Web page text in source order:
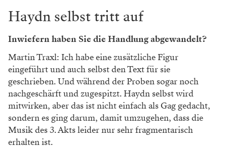
Haydn selbst tritt auf
Inwiefern haben Sie die Handlung abgewandelt?
Martin Traxl: Ich habe eine zusätzliche Figur
eingeführt und auch selbst den Text für sie
geschrieben. Und während der Proben sogar noch
nachgeschärft und zugespitzt. Haydn selbst wird
mitwirken, aber das ist nicht einfach als Gag gedacht,
sondern es ging darum, damit umzugehen, dass die
Musik des 3. Akts leider nur sehr fragmentarisch
erhalten ist.